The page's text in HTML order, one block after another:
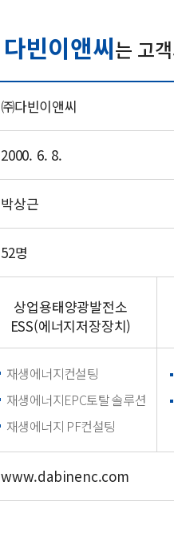
다빈이앤씨는 고
㈜다빈이앤씨
2000. 6. 8.
박상근
52명
상업용태양광발전소
ESS(에너지저장장치)
재생에너지컨설팅
재생에너지EPC토탈 솔루션
재생에너지 PF컨설팅
www.dabinenc.com